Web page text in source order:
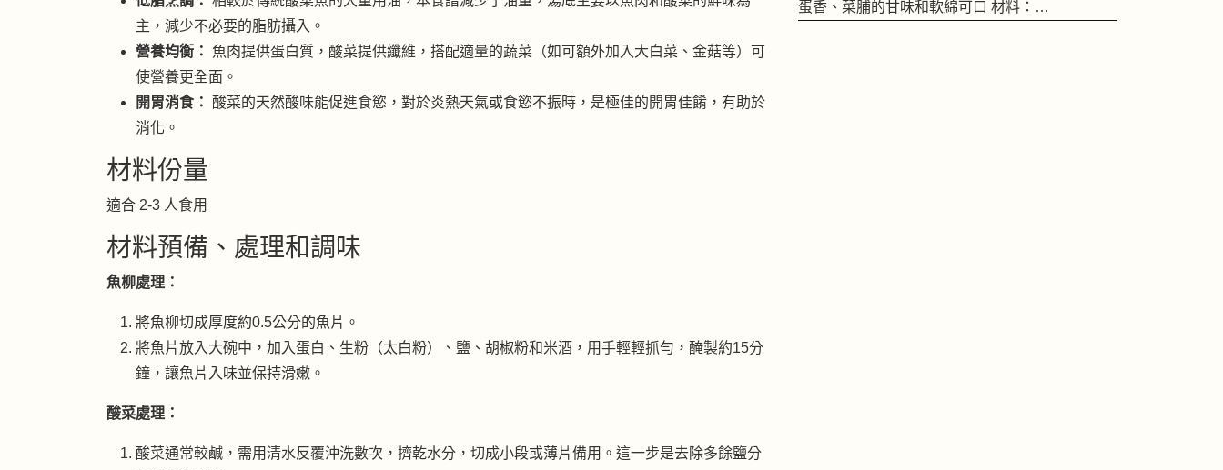
主，減少不必要的脂肪攝入。
營養均衡：
魚肉提供蛋白質，酸菜提供纖維，搭配適量的蔬菜（如可額外加入大白菜、金菇等）可
使營養更全面。
開胃消食：
酸菜的天然酸味能促進食慾，對於炎熱天氣或食慾不振時，是極佳的開胃佳餚，有助於
消化。
材料份量
適合 2-3 人食用
材料預備、處理和調味
魚柳處理：
將魚柳切成厚度約0.5公分的魚片。
將魚片放入大碗中，加入蛋白、生粉（太白粉）、鹽、胡椒粉和米酒，用手輕輕抓勻，醃製約15分
鐘，讓魚片入味並保持滑嫩。
酸菜處理：
酸菜通常較鹹，需用清水反覆沖洗數次，擠乾水分，切成小段或薄片備用。這一步是去除多餘鹽分
蛋香、菜脯的甘味和軟綿可口 材料：…